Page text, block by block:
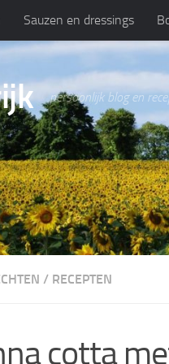
Sauzen en dressings
persoonlijk blog en
/ RECEPTEN
cotta